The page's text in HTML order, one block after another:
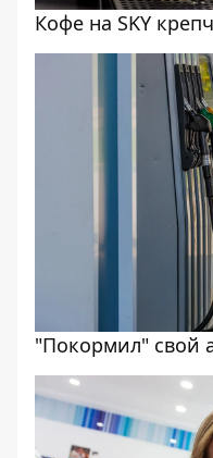
Кофе на SKY
"Покормил" свой